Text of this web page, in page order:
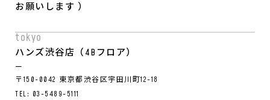
お願いします ）
tokyo
ハンズ渋谷店（4Bフロア）
〒150-0042 東京都渋谷区宇田川町12-18
TEL: 03-5489-5111